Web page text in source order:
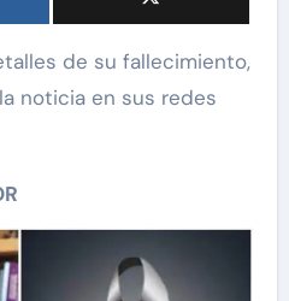
noticia en sus redes